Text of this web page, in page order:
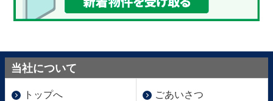
当社について
トップへ ごあいさつ